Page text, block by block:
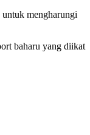
untuk mengharungi
baharu yang diikat